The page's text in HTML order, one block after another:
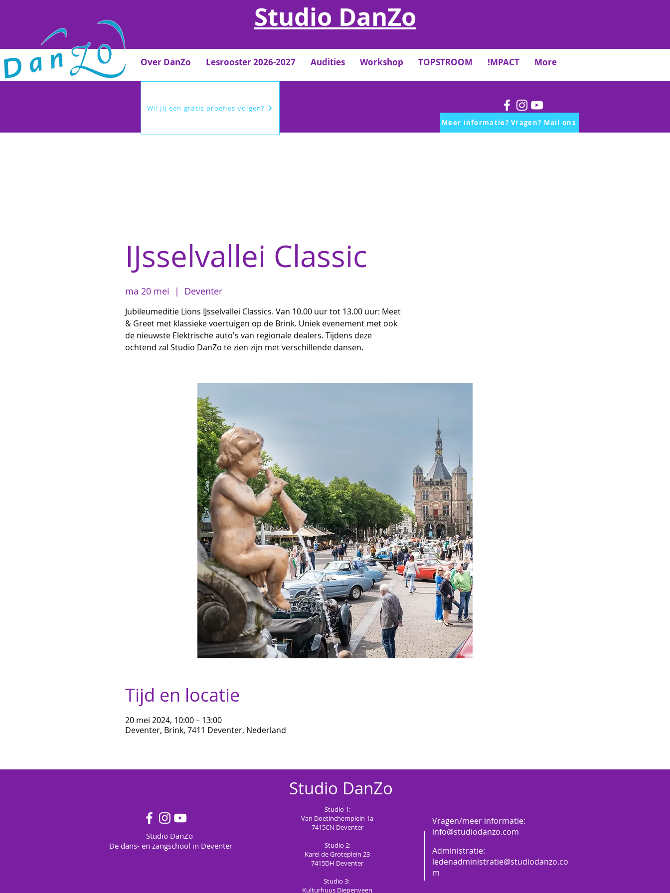
Studio DanZo
Over DanZo Lesrooster 2026-2027 Audities Workshop TOPSTROOM !MPACT More
Wil jij een gratis proefles volgen?
Meer informatie? Vragen? Mail ons
IJsselvallei Classic
ma 20 mei
  |
Deventer
Jubileumeditie Lions IJsselvallei Classics. Van 10.00 uur tot 13.00 uur: Meet
& Greet met klassieke voertuigen op de Brink. Uniek evenement met ook
de nieuwste Elektrische auto's van regionale dealers. Tijdens deze
ochtend zal Studio DanZo te zien zijn met verschillende dansen.
Tijd en locatie
20 mei 2024, 10:00 – 13:00
Deventer, Brink, 7411 Deventer, Nederland
Studio DanZo
Studio DanZo
De dans- en zangschool in Deventer
Studio 1:
Van Doetinchemplein 1a
7415CN Deventer
Studio 2:
Karel de Groteplein 23
7415DH Deventer
Studio 3:
Kulturhuus Diepenveen
Vragen/meer informatie:
info@studiodanzo.com
Administratie:
ledenadministratie@studiodanzo.co
m